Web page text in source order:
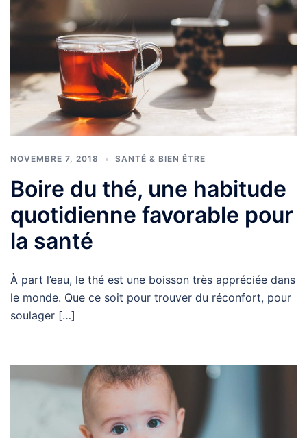
NOVEMBRE 7, 2018 SANTÉ & BIEN ÊTRE
Boire du thé, une habitude
quotidienne favorable pour
la santé
À part l’eau, le thé est une boisson très appréciée dans
le monde. Que ce soit pour trouver du réconfort, pour
soulager […]